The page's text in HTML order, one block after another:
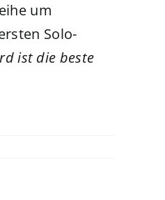
um
Solo-
ist die beste